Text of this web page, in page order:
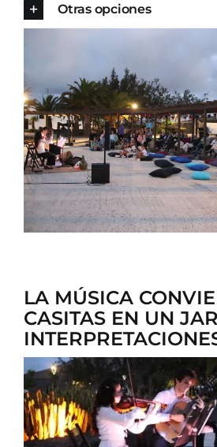
CONTACTO
Otras opciones
LA MÚSICA
CASITAS EN UN